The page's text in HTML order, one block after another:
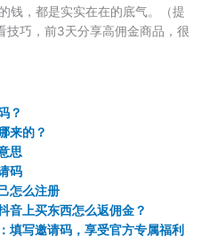
，都是实实在在的底气。（提
技巧，前3天分享高佣金商品，很
？
来的？
思
码
怎么注册
音上买东西怎么返佣金？
填写邀请码，享受官方专属福利